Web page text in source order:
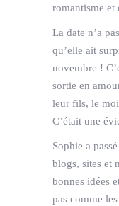
romantisme et
La date n’a
qu’elle ait
novembre !
sortie en
leur fils, le
C’était une
Sophie a
blogs, sites et
bonnes idées
pas comme